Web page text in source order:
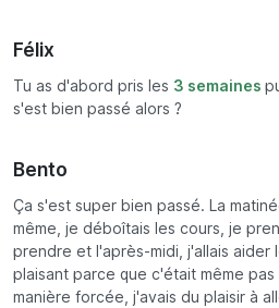
Félix
Tu as d'abord pris les 3 semaines
s'est bien passé alors ?
Bento
Ça s'est super bien passé. La
même, je déboîtais les cours, je
prendre et l'après-midi, j'allais aider
plaisant parce que c'était même
manière forcée, j'avais du plaisir à